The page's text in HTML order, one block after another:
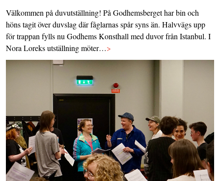
Välkommen på duvutställning! På Godhemsberget har bin och
höns tagit över duvslag där fåglarnas spår syns än. Halvvägs upp
för trappan fylls nu Godhems Konsthall med duvor från Istanbul. I
Nora Loreks utställning möter…>